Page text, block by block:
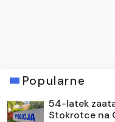
Popularne
54-latek
Stokrotce na